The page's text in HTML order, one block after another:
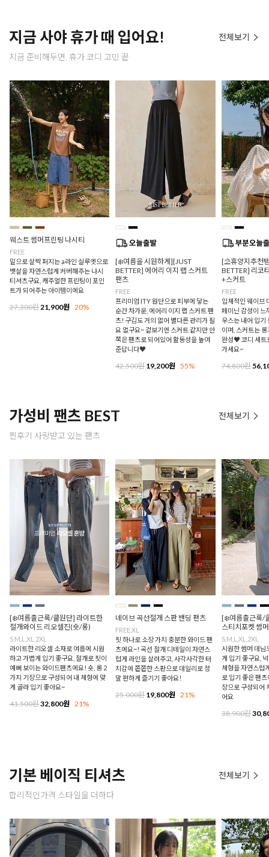
지금 사야 휴가 때 입어요!
지금 준비해두면, 휴가 코디 고민 끝
전체보기
웨스트 썸머프린팅 나시티
FREE
밑으로 살짝 퍼지는 a라인 실루엣으로
뱃살을 자연스럽게 커버해주는 나시
티셔츠구요, 캐주얼한 프린팅이 포인
트가 되어주는 아이템이에요
27,300원 21,900원 20%
[❄️여름을 시원하게][JUST
BETTER] 에어리 이지 랩 스커트
팬츠
FREE
프리미엄 ITY 원단으로 피부에 닿는
순간 차가운, 에어리 이지 랩 스커트 팬
츠! 구김도 거의 없어 별다른 관리가 필
요 없구요~ 겉보기엔 스커트 같지만 안
쪽은 팬츠로 되어있어 활동성을 높여
준답니다♥
42,500원19,200원 55%
[⛱️휴양지추천
BETTER] 리코
+스커트
FREE
입체적인 웨이브
페미닌 감성이 느
우스는 내어 입기
이며, 스커트는
완성♥ 코디 세트
가세요~
74,800원
가성비 팬츠 BEST
찐후기 사랑받고 있는 팬츠
전체보기
[❄️여름출근룩/쿨원단] 라이트한
절개와이드 리오셀진(숏/롱)
S,M,L,XL,2XL
라이트한 리오셀 소재로 여름에 시원
하고 가볍게 입기 좋구요, 절개로 핏이
예뻐 보이는 와이드팬츠에요! 숏, 롱 2
가지 기장으로 구성되어 내 체형에 맞
게 골라 입기 좋아요~
41,500원32,800원 21%
네이브 곡선절개 스판 밴딩 팬츠
FREE,XL
핏 하나로 소장 가치 충분한 와이드 팬
츠에요~! 곡선 절개 디테일이 자연스
럽게 라인을 살려주고, 사각사각한 터
치감에 쫀쫀한 스판으로 데일리로 정
말 편하게 즐기기 좋아요!
25,000원19,800원 21%
[❄️여름출근룩/
스티치포켓 썸
S,M,L,XL,2XL
시원한 썸머 데님
게 입기 좋구요,
체형을 자연스럽
로 입기 좋은 팬
장으로 구성되어
어요
38,900원
기본 베이직 티셔츠
합리적인가격 스타일을 더하다
전체보기